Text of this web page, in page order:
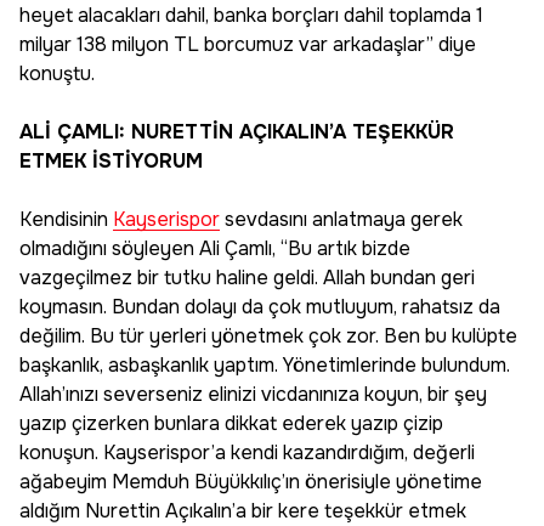
heyet alacakları dahil, banka borçları dahil toplamda 1
milyar 138 milyon TL borcumuz var arkadaşlar” diye
konuştu.
ALİ ÇAMLI: NURETTİN AÇIKALIN’A TEŞEKKÜR
ETMEK İSTİYORUM
Kendisinin Kayserisporsevdasını anlatmaya gerek
olmadığını söyleyen Ali Çamlı, “Bu artık bizde
vazgeçilmez bir tutku haline geldi. Allah bundan geri
koymasın. Bundan dolayı da çok mutluyum, rahatsız da
değilim. Bu tür yerleri yönetmek çok zor. Ben bu kulüpte
başkanlık, asbaşkanlık yaptım. Yönetimlerinde bulundum.
Allah’ınızı severseniz elinizi vicdanınıza koyun, bir şey
yazıp çizerken bunlara dikkat ederek yazıp çizip
konuşun. Kayserispor’a kendi kazandırdığım, değerli
ağabeyim Memduh Büyükkılıç’ın önerisiyle yönetime
aldığım Nurettin Açıkalın’a bir kere teşekkür etmek